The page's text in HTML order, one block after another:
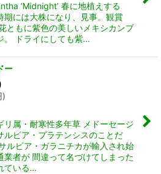
‘Midnight’ 春に地植えする
には大株になり、見事。観賞
ともに紫色の美しいメキシカンブ
。 ドライにしても紫…
ー
)
リ属・耐寒性多年草 メドーセージ
ルビア・プラテンシスのことだ
ルビア・ガラニチカが輸入され始
業者が 間違って名づけてしまった
ている…